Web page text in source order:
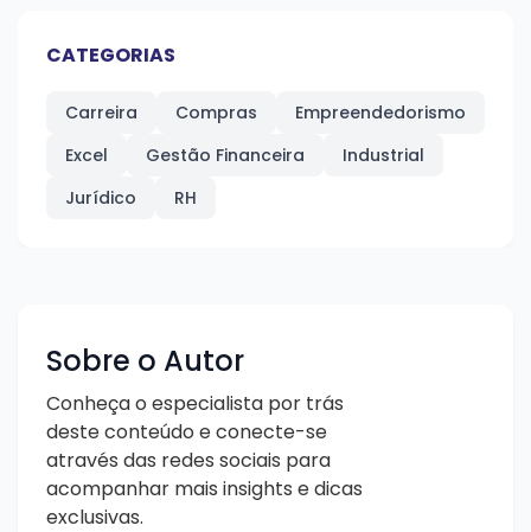
CATEGORIAS
Carreira Compras
Empreendedorismo
Excel
Gestão Financeira
Industrial
Jurídico
RH
Sobre o Autor
Conheça o especialista por trás
deste conteúdo e conecte-se
através das redes sociais para
acompanhar mais insights e dicas
exclusivas.